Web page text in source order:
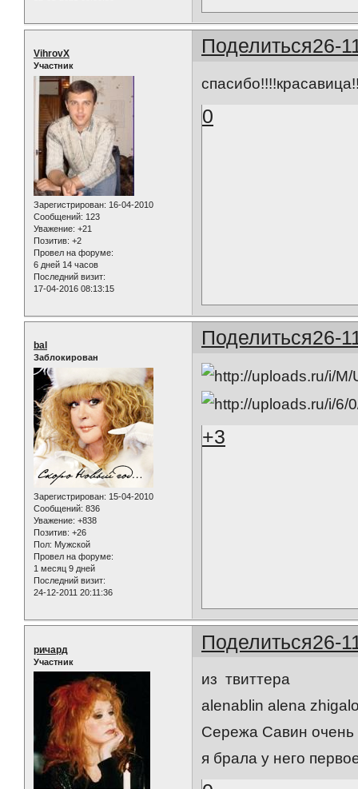
Поделиться26-
VihrovX
Участник
Зарегистрирован: 16-04-2010
Сообщений: 123
Уважение: +21
Позитив: +2
Провел на форуме:
6 дней 14 часов
Последний визит:
17-04-2016 08:13:15
0
Поделиться26-
bal
Заблокирован
Зарегистрирован: 15-04-2010
Сообщений: 836
Уважение: +838
Позитив: +26
Пол: Мужской
Провел на форуме:
1 месяц 9 дней
Последний визит:
24-12-2011 20:11:36
+3
Поделиться26-
ричард
Участник
из твиттера
alenablin alena
Сережа Савин очень
я брала у него